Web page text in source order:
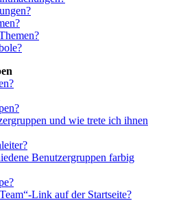
und wie trete ich ihnen
Benutzergruppen farbig
Link auf der Startseite?